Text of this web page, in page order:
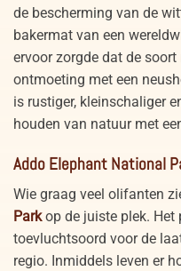
de bescherming van de
bakermat van een
ervoor zorgde dat de
ontmoeting met een
is rustiger, kleinschaliger
houden van natuur met
Addo Elephant National
Wie graag veel olifanten
Park op de juiste plek.
toevluchtsoord voor de
regio. Inmiddels leven er